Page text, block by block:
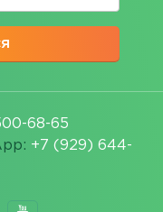
68-65
+7 (929) 644-